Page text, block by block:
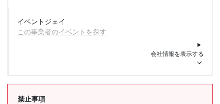
イベントジェイ
この事業者のイベントを探す
会社情報を表示する
禁止事項